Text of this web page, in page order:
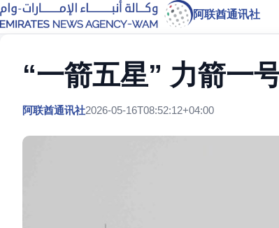
阿联酋通讯社
“一箭五星” 力箭一
阿联酋通讯社2026-05-16T08:52:12+04:00